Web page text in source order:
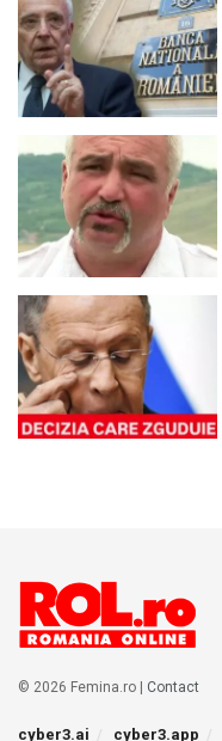
© 2026 Femina.ro | Contact
cyber3.ai cyber3.app